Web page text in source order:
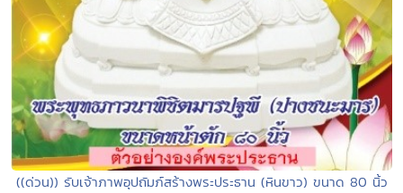
((ด่วน)) รับเจ้าภาพอุปถัมภ์สร้างพระประธาน (หินขาว) ขนาด 80 นิ้ว